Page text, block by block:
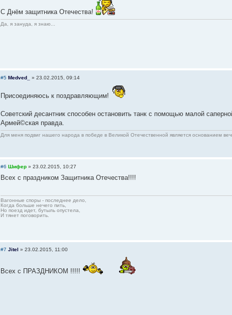
С Днём защитника Отечества!
Да, я зануда, я знаю...
#5 Medved_ » 23.02.2015, 09:14
Присоединяюсь к поздравляющим!
Советский десантник способен остановить танк с помощью малой
Армей©ская правда.
Для меня подвиг нашего народа в победе в Великой Отечественной является основанием
#6 Шифер » 23.02.2015, 10:27
Всех с праздником Защитника Отечества!!!!
Вагонные споры - последнее дело,
Когда больше нечего пить,
Но поезд идет, бутыль опустела,
И тянет поговорить.
#7 Jitel » 23.02.2015, 11:00
Всех с ПРАЗДНИКОМ !!!!!